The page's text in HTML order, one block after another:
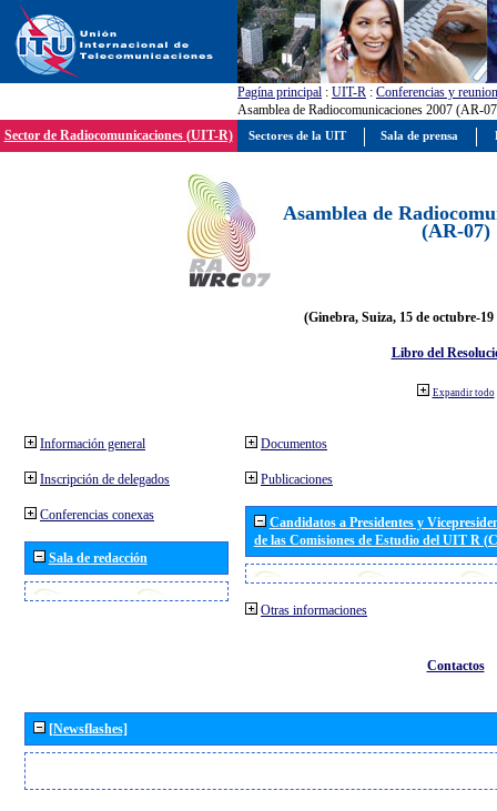
Pagína principal : UIT-R : Conferencias y
Asamblea de Radiocomunicaciones 2007 (AR-
Sector de Radiocomunicaciones (UIT-R)
Asamblea de
(AR-07)
(Ginebra, Suiza, 15 de octubre-19
Libro del
Expandir todo
Información general
Inscripción de delegados
Conferencias conexas
Sala de redacción
Documentos
Publicaciones
Candidatos a Presidentes y
de las Comisiones de Estudio del UIT R
Otras informaciones
Contactos
[Newsflashes]
Sectores de la UIT Sala de prensa